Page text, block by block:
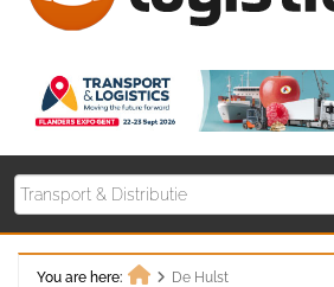
You are here:
De Hulst